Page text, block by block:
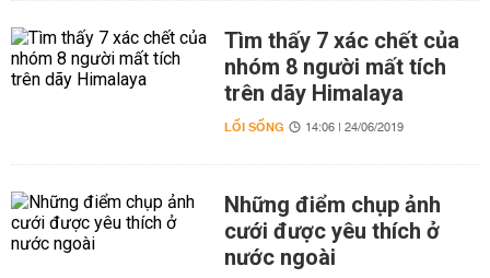
Tìm thấy 7 xác chết của
nhóm 8 người mất tích
trên dãy Himalaya
LỐI SỐNG 14:06 | 24/06/2019
Những điểm chụp ảnh
cưới được yêu thích ở
nước ngoài